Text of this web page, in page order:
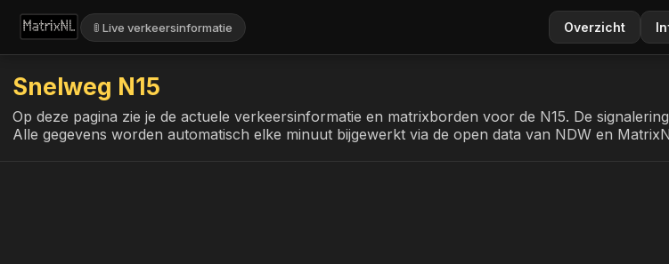
🚦 Live verkeersinformatie Overzicht
Snelweg N15
Op deze pagina zie je de actuele verkeersinformatie en matrixborden voor de N15. De
Alle gegevens worden automatisch elke minuut bijgewerkt via de open data van NDW en